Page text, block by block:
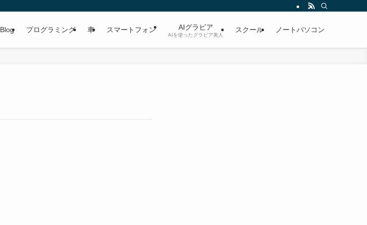
Blog プログラミング 車 スマートフォン AIグラビア
AIを使ったグラビア美人
スクール ノートパソコン